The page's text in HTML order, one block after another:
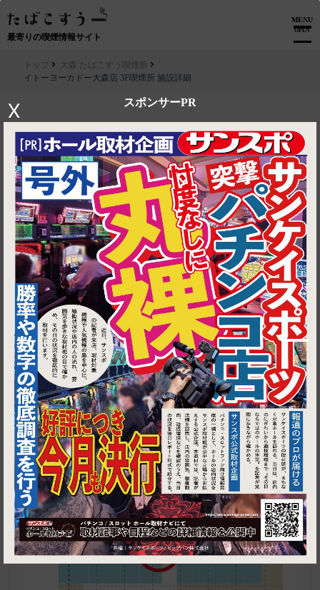
最寄りの喫煙情報サイト
MENU
OPEN
スポンサーPR
X
1
トップ
大森 たばこすう喫煙所
イトーヨーカドー大森店 3F喫煙所 施設詳細
▶ ルートを見る
大森 たばこすう喫煙所│イトーヨーカドー大森店 3F喫煙所
東京都大田区大森北２丁目１３−１ イトーヨーカドー大森店
3F 喫煙所